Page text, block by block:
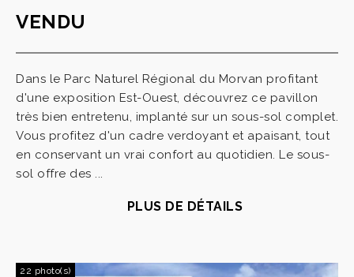
VENDU
Dans le Parc Naturel Régional du Morvan profitant
d'une exposition Est-Ouest, découvrez ce pavillon
très bien entretenu, implanté sur un sous-sol complet.
Vous profitez d'un cadre verdoyant et apaisant, tout
en conservant un vrai confort au quotidien. Le sous-
sol offre des ...
PLUS DE DÉTAILS
22 photo(s)